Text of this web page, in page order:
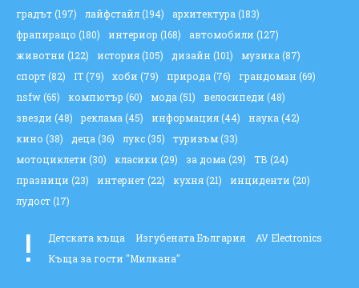
градът(197) лайфстайл(194) архитектура (183)
фрапиращо (180) интериор (168) автомобили (127)
животни (122) история(105) дизайн (101) музика (87)
спорт(82) IT(79) хоби (79) природа (76) грандоман (69)
nsfw(65) компютър (60) мода (51) велосипеди (48)
звезди (48) реклама (45) информация(44) наука (42)
кино (38) деца (36) лукс(35) туризъм(33)
мотоциклети (30) класики (29) за дома (29) ТВ (24)
празници (23) интернет(22) кухня(21) инциденти (20)
лудост(17)
! Детската къща Изгубената България
AV Electronics
Къща за гости "Милкана"